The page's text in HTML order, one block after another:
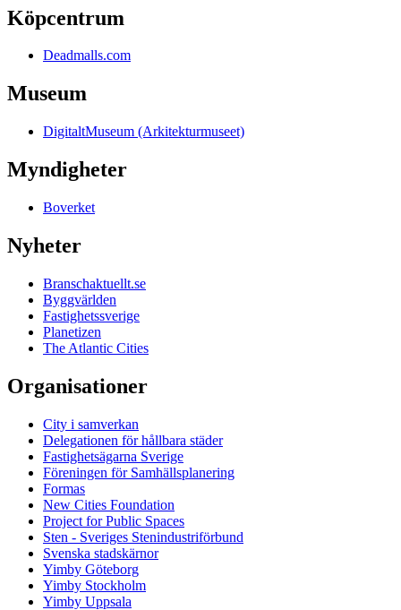
Köpcentrum
Deadmalls.com
Museum
DigitaltMuseum (Arkitekturmuseet)
Myndigheter
Boverket
Nyheter
Branschaktuellt.se
Byggvärlden
Fastighetssverige
Planetizen
The Atlantic Cities
Organisationer
City i samverkan
Delegationen för hållbara städer
Fastighetsägarna Sverige
Föreningen för Samhällsplanering
Formas
New Cities Foundation
Project for Public Spaces
Sten - Sveriges Stenindustriförbund
Svenska stadskärnor
Yimby Göteborg
Yimby Stockholm
Yimby Uppsala